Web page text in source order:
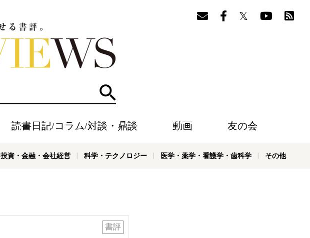
検索
読書日記/コラム/対談・鼎談 動画 友の会
投資・金融・会社経営 科学・テクノロジー 医学・薬学・看護学・歯科学 その他
書評